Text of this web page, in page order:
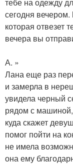
сегодня
которая отвезет
вечера вы
А. »
Лана еще раз
и замерла в
увидела черный
рядом с
куда скажет
помог пойти на
не имела
она ему